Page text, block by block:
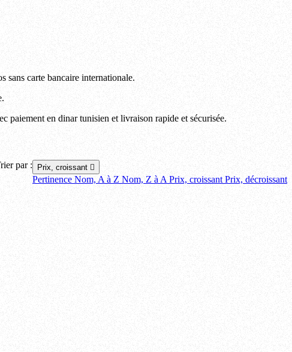
sans carte bancaire internationale.
paiement en dinar tunisien et livraison rapide et sécurisée.
par : Prix, croissant 
Pertinence Nom, A à Z Nom, Z à A Prix, croissant Prix, décroissant